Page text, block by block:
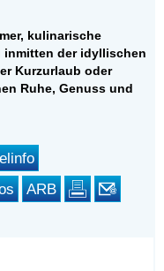
kulinarische
inmitten der idyllischen
Kurzurlaub oder
Ruhe, Genuss und
ARB